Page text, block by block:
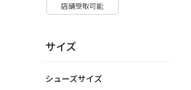
店舗受取可能
サイズ
シューズサイズ